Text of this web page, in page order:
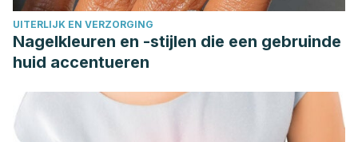
UITERLIJK EN VERZORGING
Nagelkleuren en -stijlen die een gebruinde
huid accentueren